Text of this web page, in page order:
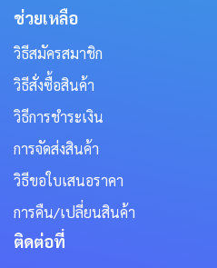
ช่วยเหลือ
วิธีสมัครสมาชิก
วิธีสั่งซื้อสินค้า
วิธีการชำระเงิน
การจัดส่งสินค้า
วิธีขอใบเสนอราคา
การคืน/เปลี่ยนสินค้า
ติดต่อที่